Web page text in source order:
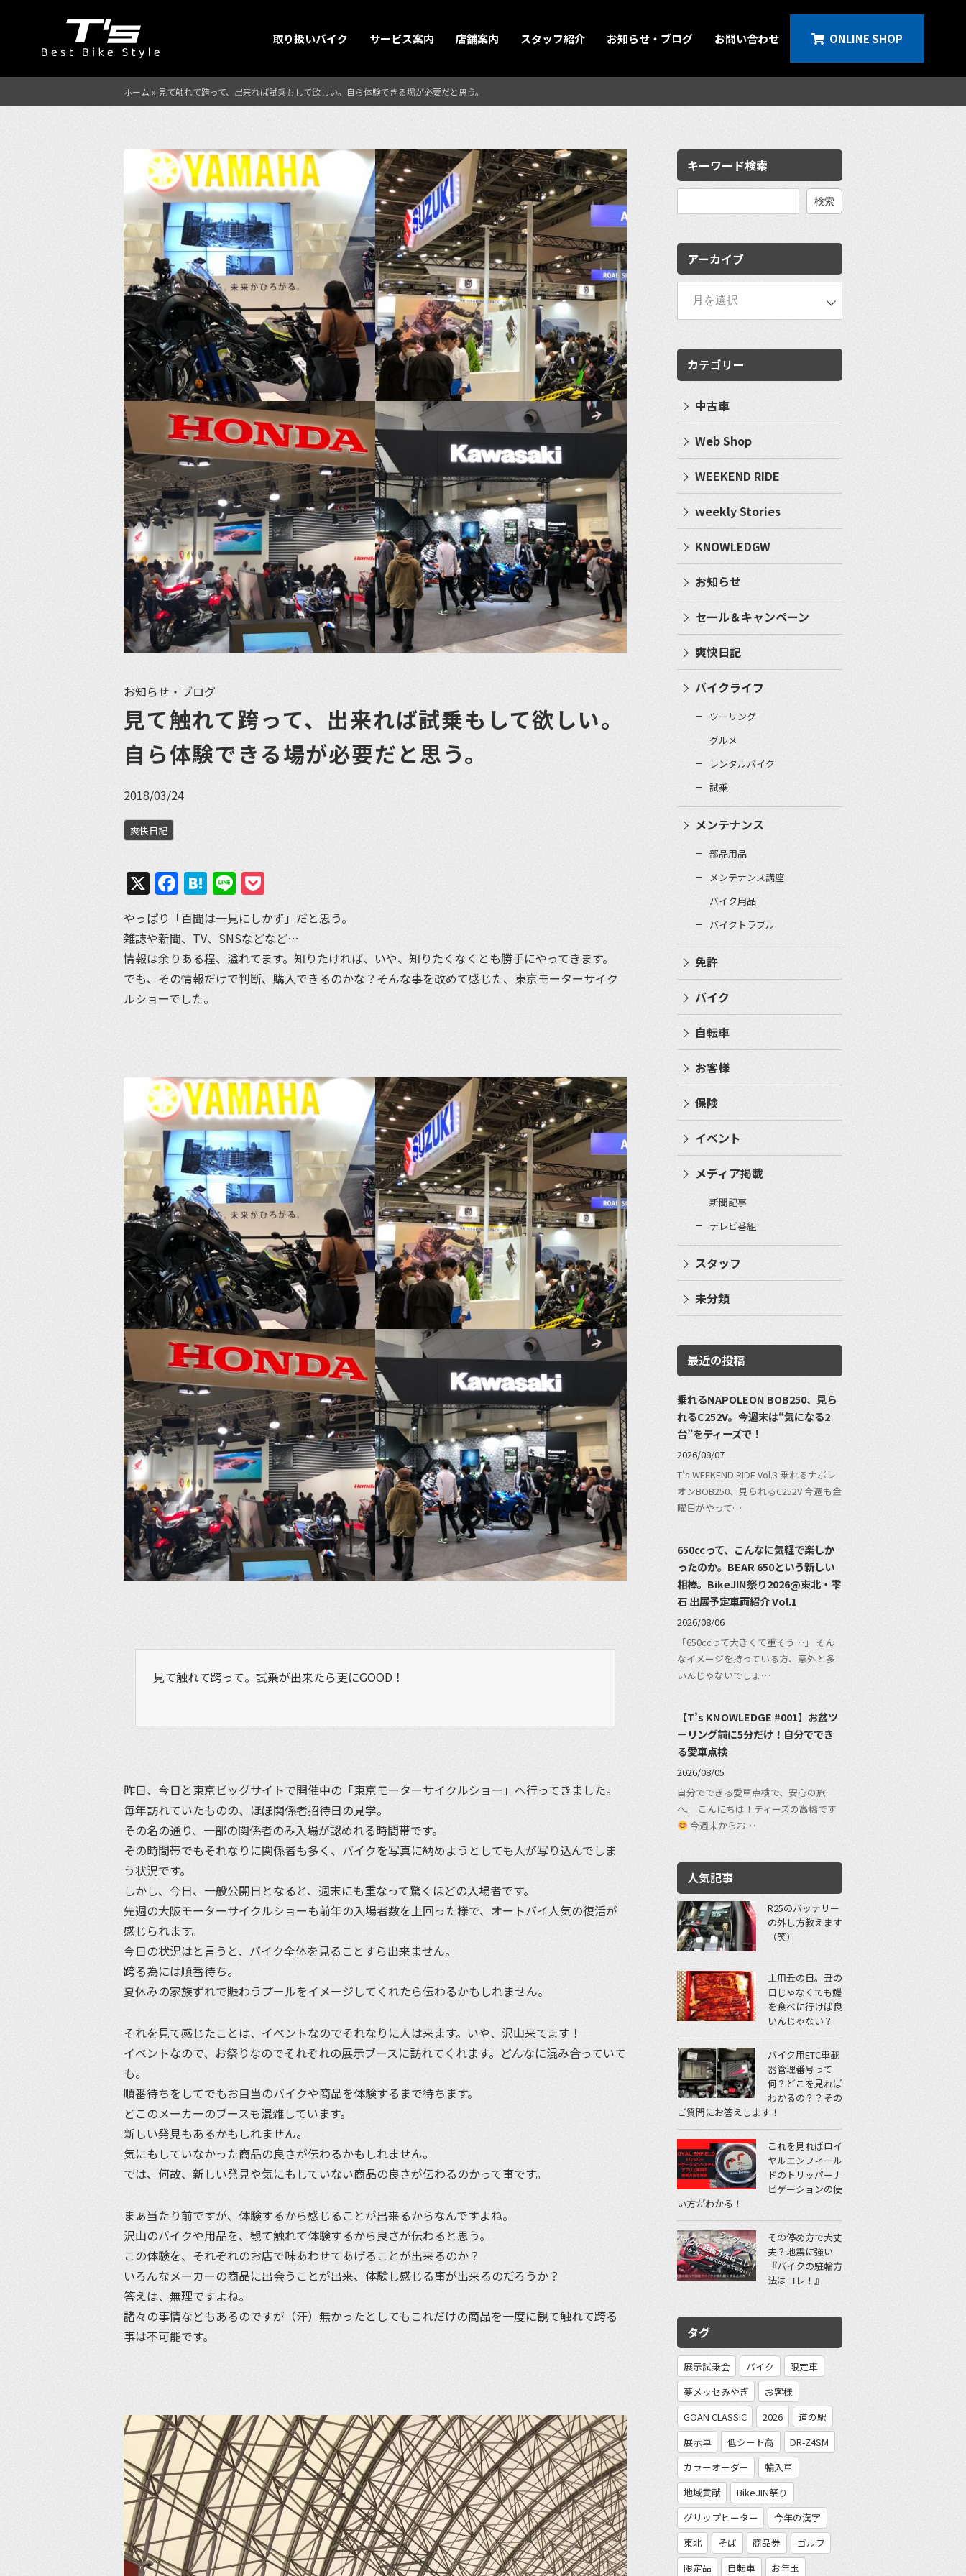
取り扱いバイク サービス案内 店舗案内 スタッフ紹介 お知らせ・ブログ お問い合わせ ONLINE SHOP
ホーム » 見て触れて跨って、出来れば試乗もして欲しい。自ら体験できる場が必要だと思う。
お知らせ・ブログ
見て触れて跨って、出来れば試乗もして欲しい。
自ら体験できる場が必要だと思う。
2018/03/24
爽快日記
X Facebook
Hatena
Line
やっぱり「百聞は一見にしかず」だと思う。
雑誌や新聞、TV、SNSなどなど…
情報は余りある程、溢れてます。知りたければ、いや、知りたくなくとも勝手にやってきます。
でも、その情報だけで判断、購入できるのかな？そんな事を改めて感じた、東京モーターサイク
ルショーでした。
見て触れて跨って。試乗が出来たら更にGOOD！
昨日、今日と東京ビッグサイトで開催中の「東京モーターサイクルショー」へ行ってきました。
毎年訪れていたものの、ほぼ関係者招待日の見学。
その名の通り、一部の関係者のみ入場が認めれる時間帯です。
その時間帯でもそれなりに関係者も多く、バイクを写真に納めようとしても人が写り込んでしま
う状況です。
しかし、今日、一般公開日となると、週末にも重なって驚くほどの入場者です。
先週の大阪モーターサイクルショーも前年の入場者数を上回った様で、オートバイ人気の復活が
感じられます。
今日の状況はと言うと、バイク全体を見ることすら出来ません。
跨る為には順番待ち。
夏休みの家族ずれで賑わうプールをイメージしてくれたら伝わるかもしれません。
それを見て感じたことは、イベントなのでそれなりに人は来ます。いや、沢山来てます！
イベントなので、お祭りなのでそれぞれの展示ブースに訪れてくれます。どんなに混み合っていて
も。
順番待ちをしてでもお目当のバイクや商品を体験するまで待ちます。
どこのメーカーのブースも混雑しています。
新しい発見もあるかもしれません。
気にもしていなかった商品の良さが伝わるかもしれません。
では、何故、新しい発見や気にもしていない商品の良さが伝わるのかって事です。
まぁ当たり前ですが、体験するから感じることが出来るからなんですよね。
沢山のバイクや用品を、観て触れて体験するから良さが伝わると思う。
この体験を、それぞれのお店で味あわせてあげることが出来るのか？
いろんなメーカーの商品に出会うことが出来、体験し感じる事が出来るのだろうか？
答えは、無理ですよね。
諸々の事情などもあるのですが（汗）無かったとしてもこれだけの商品を一度に観て触れて跨る
事は不可能です。
キーワード検索
検
アーカイブ
カテゴリー
中古車
Web Shop
WEEKEND RIDE
weekly Stories
KNOWLEDGW
お知らせ
セール＆キャンペーン
爽快日記
バイクライフ
ツーリング
グルメ
レンタルバイク
試乗
メンテナンス
部品用品
メンテナンス講座
バイク用品
バイクトラブル
免許
バイク
自転車
お客様
保険
イベント
メディア掲載
新聞記事
テレビ番組
スタッフ
未分類
最近の投稿
乗れるNAPOLEON BOB250、見ら
れるC252V。今週末は“気になる2
台”をティーズで！
2026/08/07
T's WEEKEND RIDE Vol.3 乗れるナポレ
オンBOB250、見られるC252V 今週も金
曜日がやって…
650ccって、こんなに気軽で楽しか
ったのか。BEAR 650という新しい
相棒。BikeJIN祭り2026@東北・雫
石 出展予定車両紹介 Vol.1
2026/08/06
「650ccって大きくて重そう…」 そん
なイメージを持っている方、意外と多
いんじゃないでしょ…
【T’s KNOWLEDGE #001】お盆ツ
ーリング前に5分だけ！自分ででき
る愛車点検
2026/08/05
自分でできる愛車点検で、安心の旅
へ。 こんにちは！ティーズの高橋です
今週末からお…
人気記事
R25のバッテリー
の外し方教えます
（笑）
土用丑の日。丑の
日じゃなくても鰻
を食べに行けば良
いんじゃない？
バイク用ETC車載
器管理番号って
何？どこを見れば
わかるの？？その
ご質問にお答えします！
これを見ればロイ
ヤルエンフィール
ドのトリッパーナ
ビゲーションの使
い方がわかる！
その停め方で大丈
夫？地震に強い
『バイクの駐輪方
法はコレ！』
タグ
展示試乗会 バイク
限定車
夢メッセみやぎ
お客様
GOAN CLASSIC
2026
道の駅
展示車
低シート高
DR-Z4SM
カラーオーダー
輸入車
地域貢献
BikeJIN祭り
グリップヒーター
今年の漢字
東北
そば 商品券
ゴルフ
限定品
自転車 お年玉